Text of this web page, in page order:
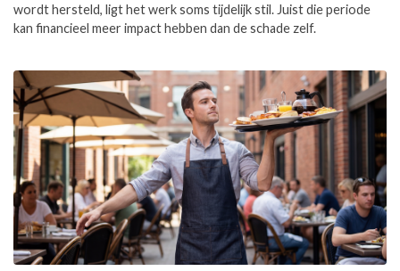
wordt hersteld, ligt het werk soms tijdelijk stil. Juist die periode
kan financieel meer impact hebben dan de schade zelf.